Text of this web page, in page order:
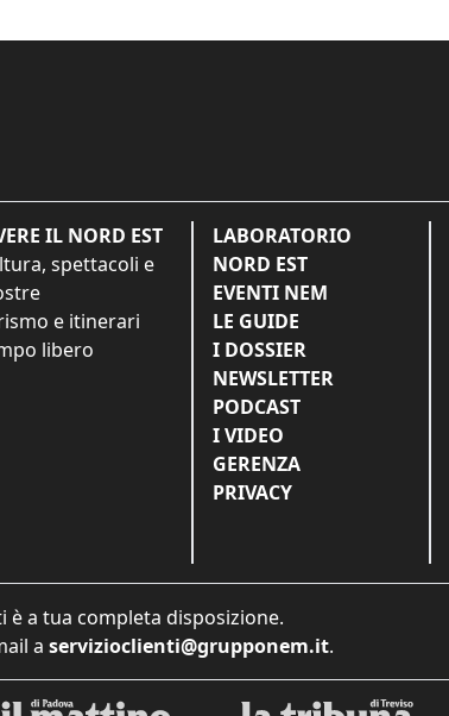
IL NORD EST
spettacoli e
e itinerari
libero
LABORATORIO
NORD EST
EVENTI NEM
LE GUIDE
I DOSSIER
NEWSLETTER
PODCAST
I VIDEO
GERENZA
PRIVACY
è a tua completa disposizione.
a servizioclienti@grupponem.it.